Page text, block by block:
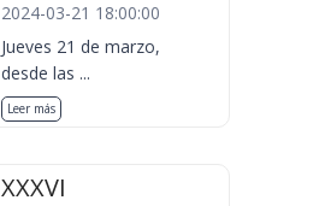
2024-03-21 18:00:00
Jueves 21 de marzo,
desde las ...
Leer más
XXXVI